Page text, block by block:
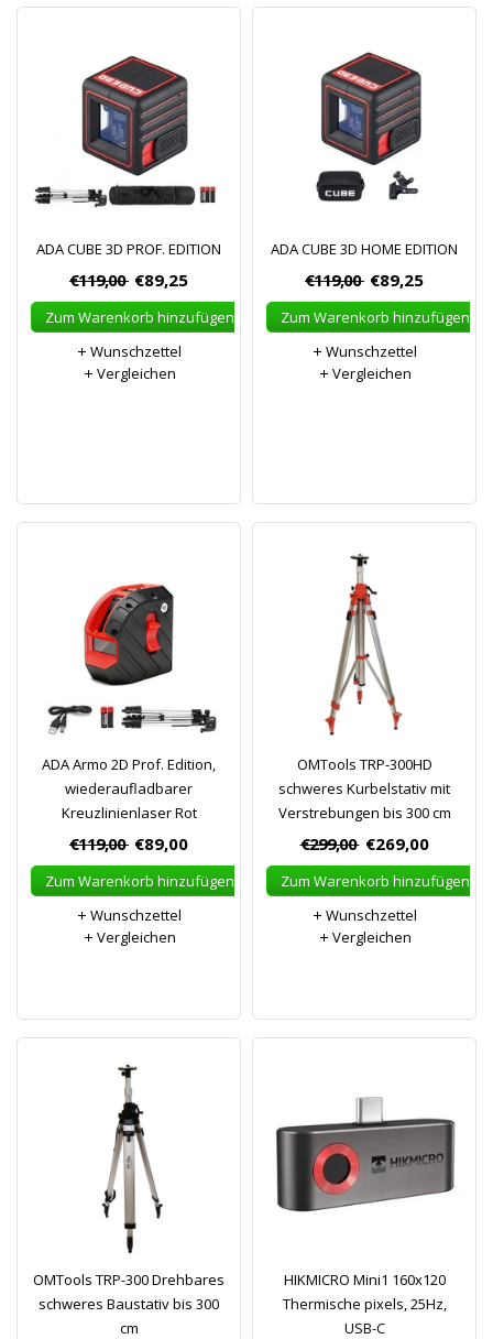
ADA CUBE 3D PROF. EDITION
€119,00 €89,25
Zum Warenkorb hinzufügen
Wunschzettel
Vergleichen
ADA CUBE 3D HOME EDITION
€119,00 €89,25
Zum Warenkorb hinzufügen
Wunschzettel
Vergleichen
ADA Armo 2D Prof. Edition,
wiederaufladbarer
Kreuzlinienlaser Rot
€119,00 €89,00
Zum Warenkorb hinzufügen
Wunschzettel
Vergleichen
OMTools TRP-300HD
schweres Kurbelstativ mit
Verstrebungen bis 300 cm
€299,00 €269,00
Zum Warenkorb hinzufügen
Wunschzettel
Vergleichen
OMTools TRP-300 Drehbares
schweres Baustativ bis 300
cm
HIKMICRO Mini1 160x120
Thermische pixels, 25Hz,
USB-C